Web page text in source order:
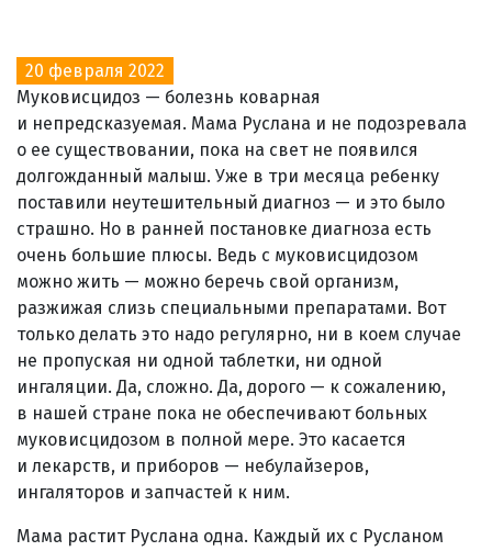
20 февраля 2022
Муковисцидоз — болезнь коварная
и непредсказуемая. Мама Руслана и не подозревала
о ее существовании, пока на свет не появился
долгожданный малыш. Уже в три месяца ребенку
поставили неутешительный диагноз — и это было
страшно. Но в ранней постановке диагноза есть
очень большие плюсы. Ведь с муковисцидозом
можно жить — можно беречь свой организм,
разжижая слизь специальными препаратами. Вот
только делать это надо регулярно, ни в коем случае
не пропуская ни одной таблетки, ни одной
ингаляции. Да, сложно. Да, дорого — к сожалению,
в нашей стране пока не обеспечивают больных
муковисцидозом в полной мере. Это касается
и лекарств, и приборов — небулайзеров,
ингаляторов и запчастей к ним.
Мама растит Руслана одна. Каждый их с Русланом